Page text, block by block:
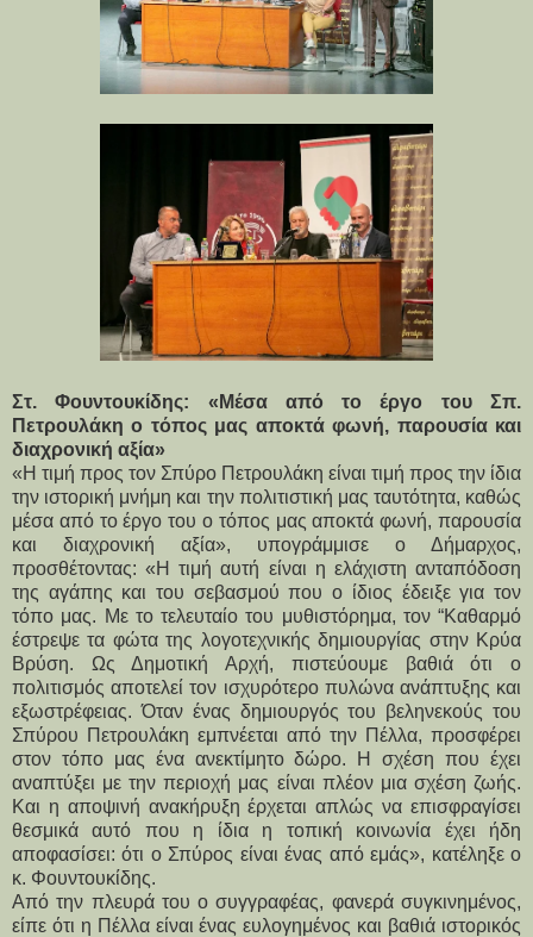
Στ. Φουντουκίδης: «Μέσα από το έργο του Σπ.
Πετρουλάκη ο τόπος μας αποκτά φωνή, παρουσία και
διαχρονική αξία»
«Η τιμή προς τον Σπύρο Πετρουλάκη είναι τιμή προς την ίδια
την ιστορική μνήμη και την πολιτιστική μας ταυτότητα, καθώς
μέσα από το έργο του ο τόπος μας αποκτά φωνή, παρουσία
και διαχρονική αξία», υπογράμμισε ο Δήμαρχος,
προσθέτοντας: «Η τιμή αυτή είναι η ελάχιστη ανταπόδοση
της αγάπης και του σεβασμού που ο ίδιος έδειξε για τον
τόπο μας. Με το τελευταίο του μυθιστόρημα, τον “Καθαρμό
έστρεψε τα φώτα της λογοτεχνικής δημιουργίας στην Κρύα
Βρύση. Ως Δημοτική Αρχή, πιστεύουμε βαθιά ότι ο
πολιτισμός αποτελεί τον ισχυρότερο πυλώνα ανάπτυξης και
εξωστρέφειας. Όταν ένας δημιουργός του βεληνεκούς του
Σπύρου Πετρουλάκη εμπνέεται από την Πέλλα, προσφέρει
στον τόπο μας ένα ανεκτίμητο δώρο. Η σχέση που έχει
αναπτύξει με την περιοχή μας είναι πλέον μια σχέση ζωής.
Και η αποψινή ανακήρυξη έρχεται απλώς να επισφραγίσει
θεσμικά αυτό που η ίδια η τοπική κοινωνία έχει ήδη
αποφασίσει: ότι ο Σπύρος είναι ένας από εμάς», κατέληξε ο
κ. Φουντουκίδης.
Από την πλευρά του ο συγγραφέας, φανερά συγκινημένος,
είπε ότι η Πέλλα είναι ένας ευλογημένος και βαθιά ιστορικός